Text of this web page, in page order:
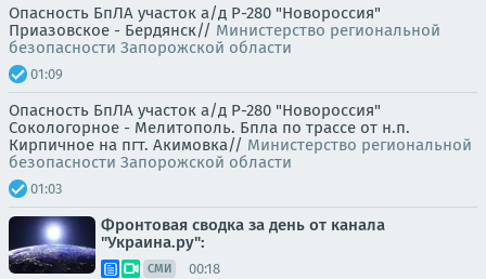
Опасность БпЛА участок а/д Р-280 "Новороссия"
Приазовское - Бердянск// Министерство региональной
безопасности Запорожской области
01:09
Опасность БпЛА участок а/д Р-280 "Новороссия"
Сокологорное - Мелитополь. Бпла по трассе от н.п.
Кирпичное на пгт. Акимовка// Министерство региональной
безопасности Запорожской области
01:03
Фронтовая сводка за день от канала
"Украина.ру":
СМИ 00:18